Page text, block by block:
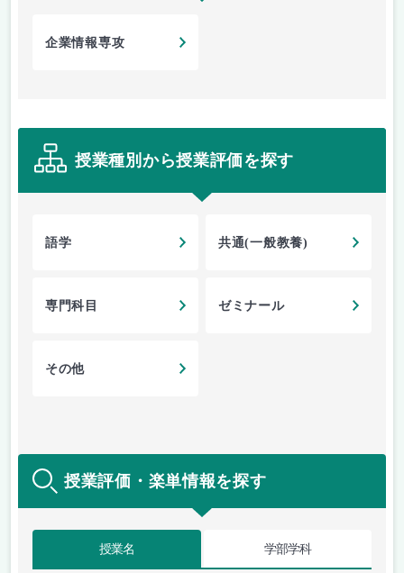
企業情報専攻
授業種別から授業評価を探す
語学 共通(一般教養)
専門科目 ゼミナール
その他
授業評価・楽単情報を探す
授業名 学部学科